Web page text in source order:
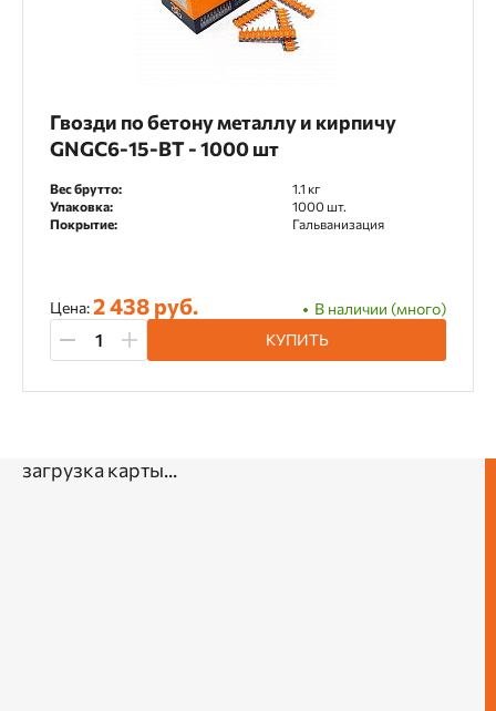
Гвозди по бетону металлу и кирпичу
GNGC6-15-BT - 1000 шт
Вес брутто:
1.1 кг
Упаковка:
1000 шт.
Покрытие:
Гальванизация
Цена:2 438 руб.
В наличии (много)
КУПИТЬ
загрузка карты...